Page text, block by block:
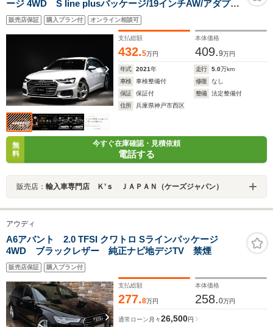
ージ 4WD S line plusパッケージ/19インチAW/アダプテ
ィブクルーズコントロール/シートベンチレーション
販売店保証 購入プラン付 オンライン相談可
支払総額
432.5万円
本体価格
409.9万円
年式 2021年 走行 5.0万km
車検
車検整備付 修復
なし
保証
保証付 整備
法定整備付
住所
兵庫県神戸市西区
無
料
今すぐ在庫確認・見積依頼
電話する
販売店： 輸入車専門店 Ｋ’ｓ ＪＡＰＡＮ（ケーズジャパン）
アウディ
A6アバント 2.0 TFSI クワトロ Sラインパッケージ
4WD ブラックレザー 純正ナビ地デジTV 禁煙
販売店保証 購入プラン付
支払総額
277.8万円
本体価格
258.0万円
通常ローン 月々26,500円